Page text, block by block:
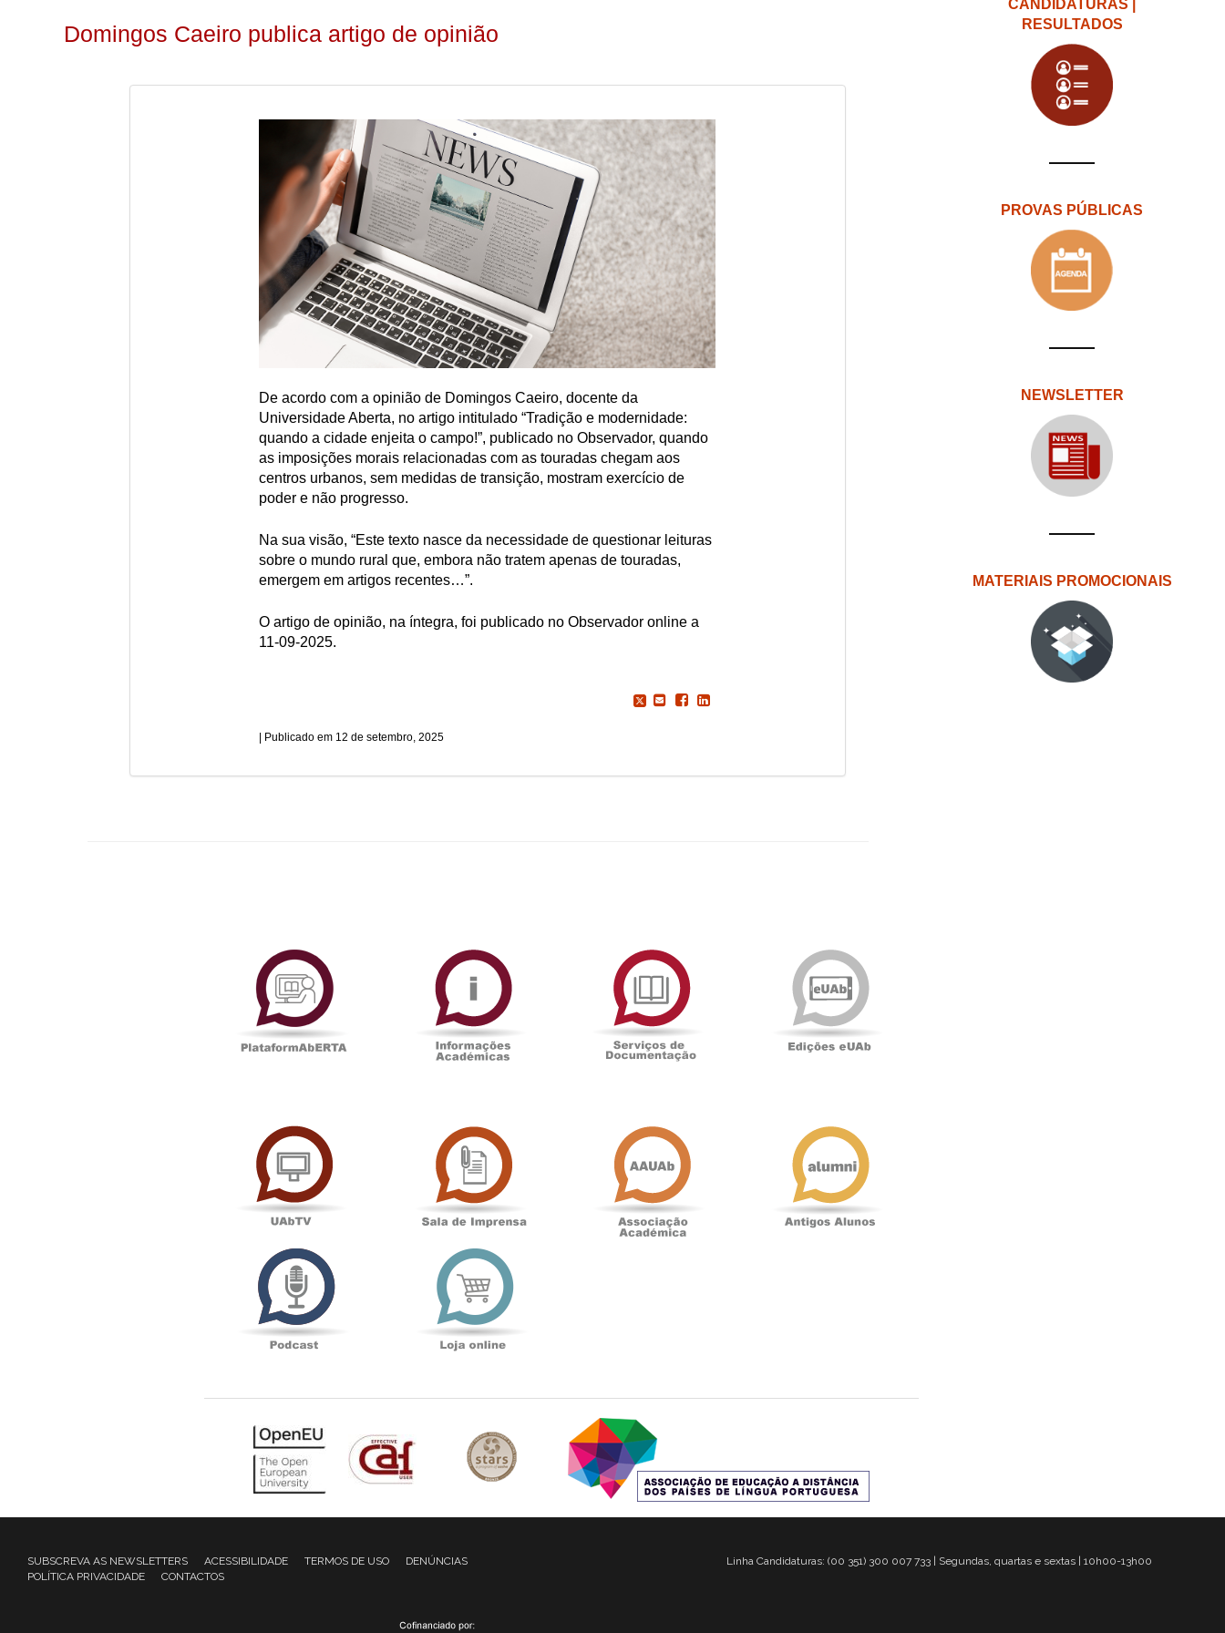
Domingos Caeiro publica artigo de opinião
De acordo com a opinião de Domingos Caeiro, docente da
Universidade Aberta, no artigo intitulado “Tradição e modernidade:
quando a cidade enjeita o campo!”, publicado no Observador, quando
as imposições morais relacionadas com as touradas chegam aos
centros urbanos, sem medidas de transição, mostram exercício de
poder e não progresso.
Na sua visão, “Este texto nasce da necessidade de questionar leituras
sobre o mundo rural que, embora não tratem apenas de touradas,
emergem em artigos recentes…”.
O artigo de opinião, na íntegra, foi publicado no Observador online a
11-09-2025.
12 de setembro, 2025
CANDIDATURAS |
RESULTADOS
PROVAS PÚBLICAS
NEWSLETTER
MATERIAIS PROMOCIONAIS
PlataformAberta
Académicas
Documentação
SUBSCREVA AS NEWSLETTERS ACESSIBILIDADE TERMOS DE USO
DENÚNCIAS
POLÍTICA PRIVACIDADE
CONTACTOS
Linha Candidaturas: (00 351) 300 007 733 | Segundas, quartas e sextas | 10h00-13h00